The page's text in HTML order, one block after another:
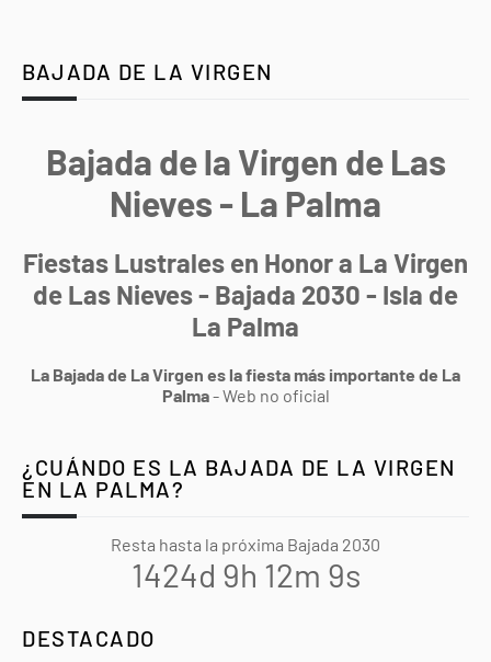
BAJADA DE LA VIRGEN
Bajada de la Virgen de Las
Nieves - La Palma
Fiestas Lustrales en Honor a La Virgen
de Las Nieves - Bajada 2030 - Isla de
La Palma
La Bajada de La Virgen es la fiesta más importante de La
Palma- Web no oficial
¿CUÁNDO ES LA BAJADA DE LA VIRGEN
EN LA PALMA?
Resta hasta la próxima Bajada 2030
1424d 9h 12m 8s
DESTACADO